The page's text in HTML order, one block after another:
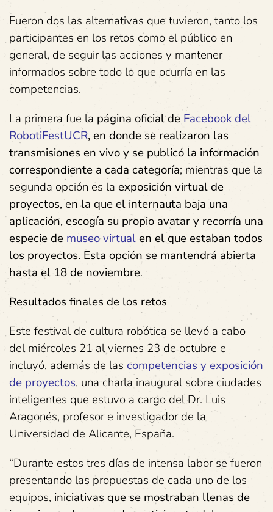
Fueron dos las alternativas que tuvieron, tanto los
participantes en los retos como el público en
general, de seguir las acciones y mantener
informados sobre todo lo que ocurría en las
competencias.
La primera fue la página oficial de Facebook del
RobotiFestUCR, en donde se realizaron las
transmisiones en vivo y se publicó la información
correspondiente a cada categoría; mientras que la
segunda opción es la exposición virtual de
proyectos, en la que el internauta baja una
aplicación, escogía su propio avatar y recorría una
especie de museo virtualen el que estaban todos
los proyectos. Esta opción se mantendrá abierta
hasta el 18 de noviembre.
Resultados finales de los retos
Este festival de cultura robótica se llevó a cabo
del miércoles 21 al viernes 23 de octubre e
incluyó, además de las competencias y exposición
de proyectos, una charla inaugural sobre ciudades
inteligentes que estuvo a cargo del Dr. Luis
Aragonés, profesor e investigador de la
Universidad de Alicante, España.
“Durante estos tres días de intensa labor se fueron
presentando las propuestas de cada uno de los
equipos, iniciativas que se mostraban llenas de